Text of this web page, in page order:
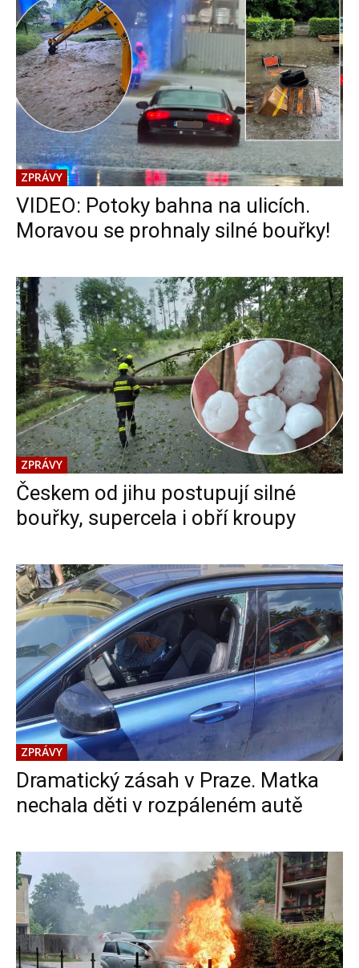
ZPRÁVY
VIDEO: Potoky bahna na ulicích.
Moravou se prohnaly silné bouřky!
ZPRÁVY
Českem od jihu postupují silné
bouřky, supercela i obří kroupy
ZPRÁVY
Dramatický zásah v Praze. Matka
nechala děti v rozpáleném autě